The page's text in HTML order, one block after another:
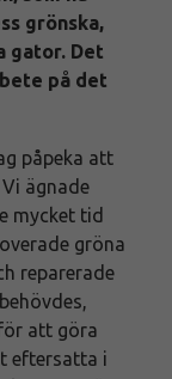
grönska,
gator. Det
på det
påpeka att
ägnade
mycket tid
gröna
reparerade
att göra
eftersatta i